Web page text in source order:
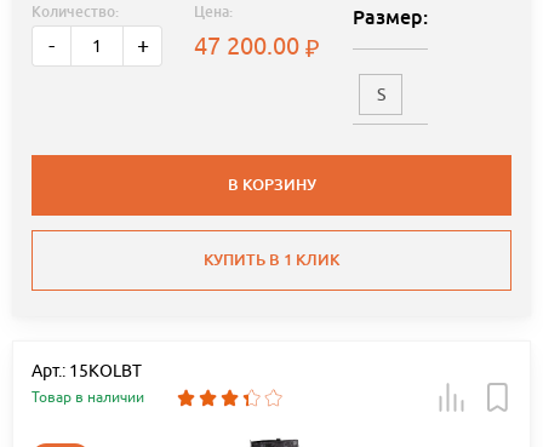
Количество:
- +
Цена:
47 200.00
Размер:
S
В КОРЗИНУ
КУПИТЬ В 1 КЛИК
Арт.: 15KOLBT
Товар в наличии